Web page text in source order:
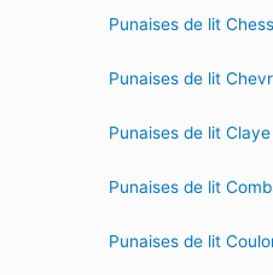
Punaises de lit
Punaises de lit
Punaises de lit
Punaises de lit
Punaises de lit